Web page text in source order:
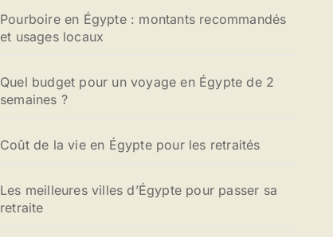
e
r
Pourboire en Égypte : montants recommandés
et usages locaux
Quel budget pour un voyage en Égypte de 2
semaines ?
Coût de la vie en Égypte pour les retraités
Les meilleures villes d’Égypte pour passer sa
retraite